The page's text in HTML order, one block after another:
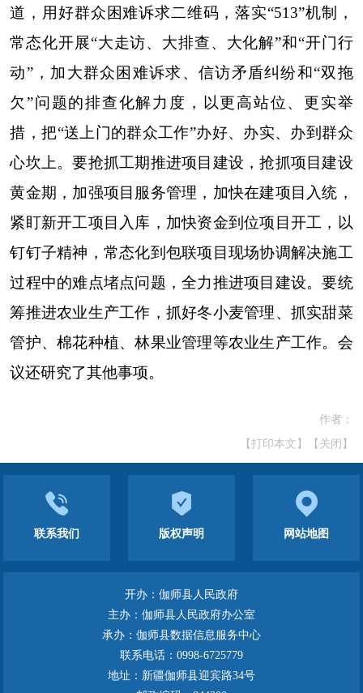
道，用好群众困难诉求二维码，落实“513”机制，
常态化开展“大走访、大排查、大化解”和“开门行
动”，加大群众困难诉求、信访矛盾纠纷和“双拖
欠”问题的排查化解力度，以更高站位、更实举
措，把“送上门的群众工作”办好、办实、办到群众
心坎上。要抢抓工期推进项目建设，抢抓项目建设
黄金期，加强项目服务管理，加快在建项目入统，
紧盯新开工项目入库，加快资金到位项目开工，以
钉钉子精神，常态化到包联项目现场协调解决施工
过程中的难点堵点问题，全力推进项目建设。要统
筹推进农业生产工作，抓好冬小麦管理、抓实甜菜
管护、棉花种植、林果业管理等农业生产工作。会
议还研究了其他事项。
作者：
【打印本文】
【关闭】
联系我们 版权声明 网站地图
开办：伽师县人民政府
主办：伽师县人民政府办公室
承办：伽师县数据信息服务中心
联系电话：0998-6725779
地址：新疆伽师县迎宾路34号